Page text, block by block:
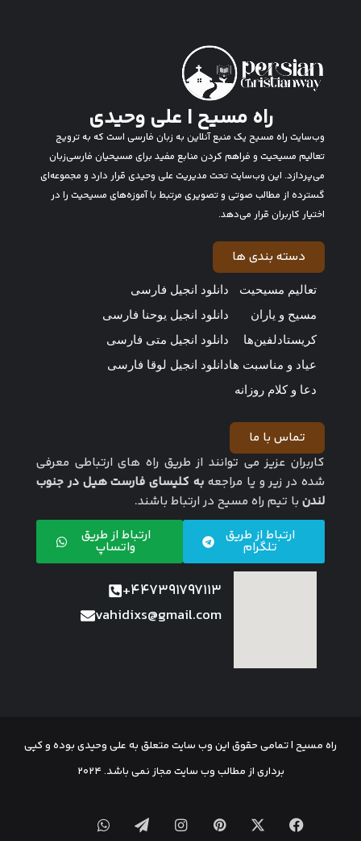
راه مسیح | علی وحیدی
وب‌سایت راه مسیح یک منبع آنلاین به زبان فارسی است که به ترویج
تعالیم مسیحیت و فراهم کردن منابع مفید برای مسیحیان فارسی‌زبان
می‌پردازد. این وب‌سایت تحت مدیریت علی وحیدی قرار دارد و مجموعه‌ای
گسترده از مطالب صوتی و تصویری مرتبط با آموزه‌های مسیحیت را در
اختیار کاربران قرار می‌دهد.
دسته بندی ها
تعالیم مسیحیت
مسیح و یاران
کریستادلفین‌ها
عیاد و مناسبت ها
دعا و کلام روزانه
دانلود انجیل فارسی
دانلود انجیل یوحنا فارسی
دانلود انجیل متی فارسی
دانلود انجیل لوقا فارسی
تماس با ما
کاربران عزیز می توانند از طریق راه های ارتباطی معرفی
شده در زیر و یا مراجعه به کلیسای فارست هیل در جنوب
لندن با تیم راه مسیح در ارتباط باشند.
ارتباط از طریق
تلگرام
ارتباط از طریق
واتساپ
447391797113+
vahidixs@gmail.com
راه مسیح | تمامی حقوق این وب سایت متعلق به علی وحیدی بوده و کپی
برداری از مطالب وب سایت مجاز نمی باشد. 2024